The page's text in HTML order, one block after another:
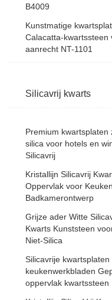
B4009
Kunstmatige
Calacatta-kwartssteen
aanrecht NT-1101
Silicavrij kwarts
Premium kwartsplaten
silica voor hotels en
Silicavrij
Kristallijn Silicavrij
Oppervlak voor
Badkamerontwerp
Grijze ader Witte
Kwarts Kunststeen
Niet-Silica
Silicavrije kwartsplaten
keukenwerkbladen
oppervlak kwartssteen